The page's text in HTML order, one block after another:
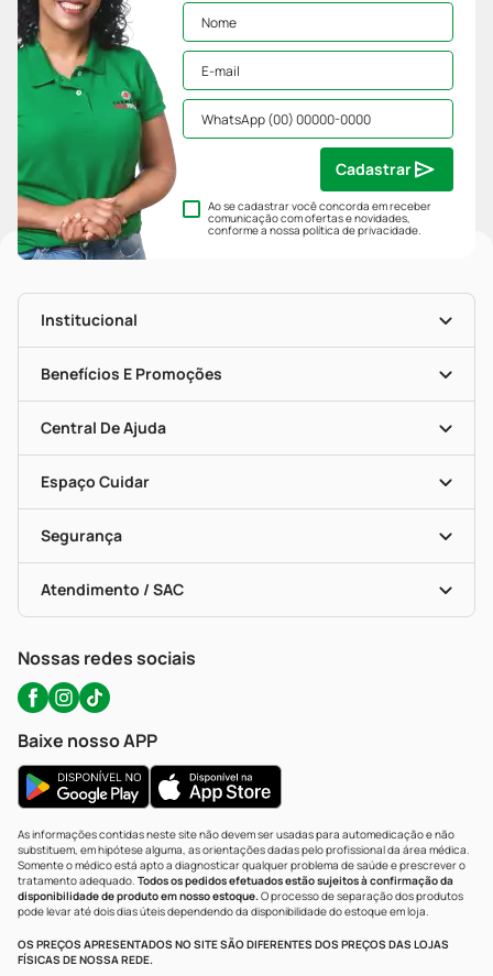
Ao se cadastrar você concorda em receber
comunicação com ofertas e novidades,
conforme a nossapolítica de privacidade.
Cadastrar
Institucional
Nossas Lojas
Mapa De Categorias
Blog Da PP
Seja Uma Loja Parceira
Benefícios E Promoções
Convênios
Programa Popular Do Brasil
Encarte De Ofertas
Dermaclub
Descontos De Laboratório (PBM)
Cupons E Ofertas
Central De Ajuda
Recompra Programada
Compras Com Receita
Alomed (tele-Entrega)
Formas De Pagamento
Troca E Devolução
Bulas De A A Z
Políticas De Marketplace
Espaço Cuidar
Serviços Farmacêuticos
Testes Rápidos
Autoteste Covid-19
Segurança
Portal Da Privacidade
Atendimento / SAC
Nossas redes sociais
Baixe nosso APP
As informações contidas neste site não devem ser usadas para automedicação e não
substituem, em hipótese alguma, as orientações dadas pelo profissional da área médica.
Somente o médico está apto a diagnosticar qualquer problema de saúde e prescrever o
tratamento adequado. Todos os pedidos efetuados estão sujeitos à confirmação da
disponibilidade de produto em nosso estoque.O processo de separação dos produtos
pode levar até dois dias úteis dependendo da disponibilidade do estoque em loja.
OS PREÇOS APRESENTADOS NO SITE SÃO DIFERENTES DOS PREÇOS DAS LOJAS
FÍSICAS DE NOSSA REDE.